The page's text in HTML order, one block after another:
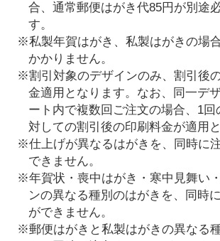
合、通常郵便はがき代85円が別途
す。
※私製年賀はがき、私製はがきの場
かかりません。
※割引対象のデザインのみ、割引後
金適用となります。なお、同一デ
ート内で複数回ご注文の場合、1回
対しての割引後の印刷料金が適用と
※仕上げが異なるはがきを、同時に
できません。
※年賀状・喪中はがき・寒中見舞い
ンの異なる種別のはがきを、同時
ができません。
※郵便はがきと私製はがきの異なる